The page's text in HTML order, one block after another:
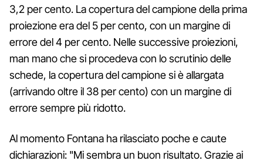
3,2 per cento. La copertura del campione della prima
proiezione era del 5 per cento, con un margine di
errore del 4 per cento. Nelle successive proiezioni,
man mano che si procedeva con lo scrutinio delle
schede, la copertura del campione si è allargata
(arrivando oltre il 38 per cento) con un margine di
errore sempre più ridotto.
Al momento Fontana ha rilasciato poche e caute
dichiarazioni: "Mi sembra un buon risultato. Grazie ai